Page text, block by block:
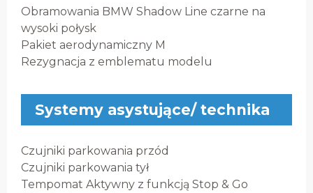
Obramowania BMW Shadow Line czarne na
wysoki połysk
Pakiet aerodynamiczny M
Rezygnacja z emblematu modelu
Systemy asystujące/ technika
Czujniki parkowania przód
Czujniki parkowania tył
Tempomat Aktywny z funkcją Stop & Go